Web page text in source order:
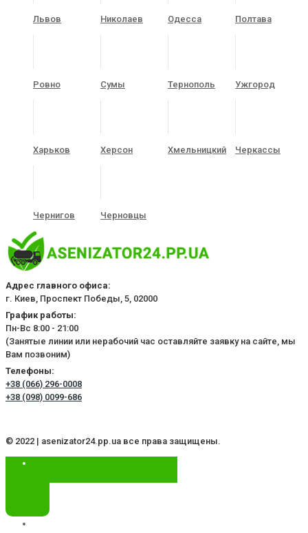
Львов Николаев Одесса Полтава
Ровно Сумы Тернополь Ужгород
Харьков Херсон Хмельницкий Черкассы
Чернигов Черновцы
Адрес главного офиса:
г. Киев, Проспект Победы, 5, 02000
График работы:
Пн-Вс 8:00 - 21:00
(Занятые линии или нерабочий час оставляйте заявку на сайте, мы
Вам позвоним)
Телефоны:
+38 (066) 296-0008
+38 (098) 0099-686
© 2022 | asenizator24.pp.ua все права защищены.